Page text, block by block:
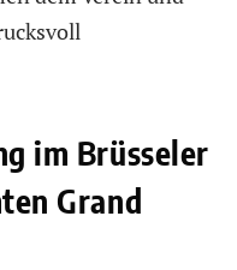
im Brüsseler
Grand